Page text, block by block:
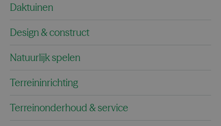
Daktuinen
Design & construct
Natuurlijk spelen
Terreininrichting
Terreinonderhoud & service